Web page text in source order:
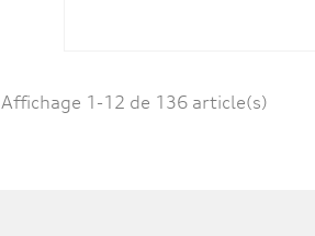
Affichage 1-12 de 136 article(s)